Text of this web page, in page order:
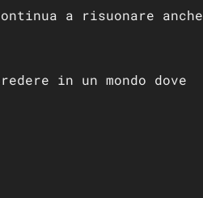
a risuonare anche
in un mondo dove